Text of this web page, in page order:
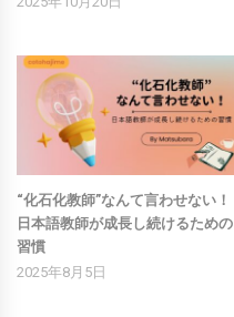
“化石化教師”なんて言わせない！
日本語教師が成長し続けるための
習慣
2025年8月5日